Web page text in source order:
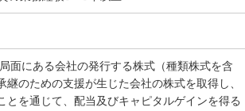
面にある会社の発行する株式（種類株式を含
のための支援が生じた会社の株式を取得し、
を通じて、配当及びキャピタルゲインを得る